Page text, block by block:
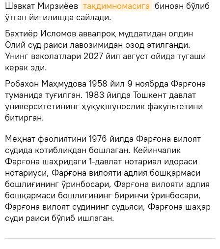
Шавкат Мирзиёев тақдимномасига биноан бўлиб
ўтган йиғилишда сайлади.
Бахтиёр Исломов аввалроқ муддатидан олдин
Олий суд раиси лавозимидан озод этилганди.
Унинг ваколатлари 2027 йил август ойида тугаши
керак эди.
Робахон Маҳмудова 1958 йил 9 ноябрда Фарғона
туманида туғилган. 1983 йилда Тошкент давлат
университетининг ҳуқуқшунослик факультетини
битирган.
Меҳнат фаолиятини 1976 йилда Фарғона вилоят
судида котибликдан бошлаган. Кейинчалик
Фарғона шаҳридаги 1-давлат нотариал идораси
нотариуси, Фарғона вилояти адлия бошқармаси
бошлиғининг ўринбосари, Фарғона вилояти адлия
бошқармаси бошлиғининг биринчи ўринбосари,
Фарғона вилоят судининг судьяси, Фарғона шаҳар
суди раиси бўлиб ишлаган.